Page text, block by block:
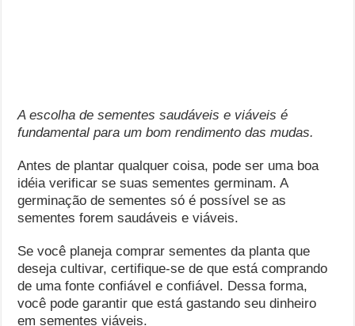
A escolha de sementes saudáveis ​​e viáveis ​​é
fundamental para um bom rendimento das mudas.
Antes de plantar qualquer coisa, pode ser uma boa
idéia verificar se suas sementes germinam. A
germinação de sementes só é possível se as
sementes forem saudáveis ​​e viáveis.
Se você planeja comprar sementes da planta que
deseja cultivar, certifique-se de que está comprando
de uma fonte confiável e confiável. Dessa forma,
você pode garantir que está gastando seu dinheiro
em sementes viáveis.